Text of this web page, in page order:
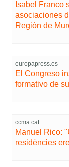
Isabel Franco
asociaciones
Región de
europapress.es
El Congreso
formativo de
ccma.cat
Manuel Rico:
residències